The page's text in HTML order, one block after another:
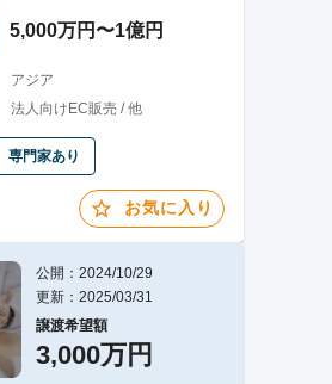
5,000万円〜1億円
アジア
法人向けEC販売 / 他
専門家あり
お気に入り
公開：2024/10/29
更新：2025/03/31
譲渡希望額
3,000万円